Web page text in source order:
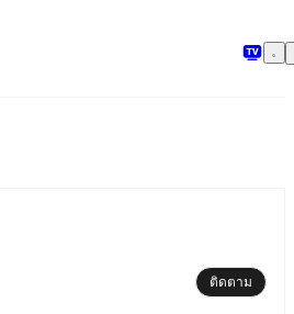
ติดตาม